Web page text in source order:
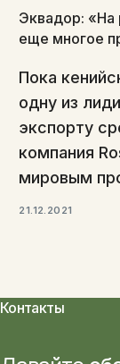
Эквадор: «На
еще многое
Пока
одну из
экспорту
компания
мировым
21.12.2021
Контакты